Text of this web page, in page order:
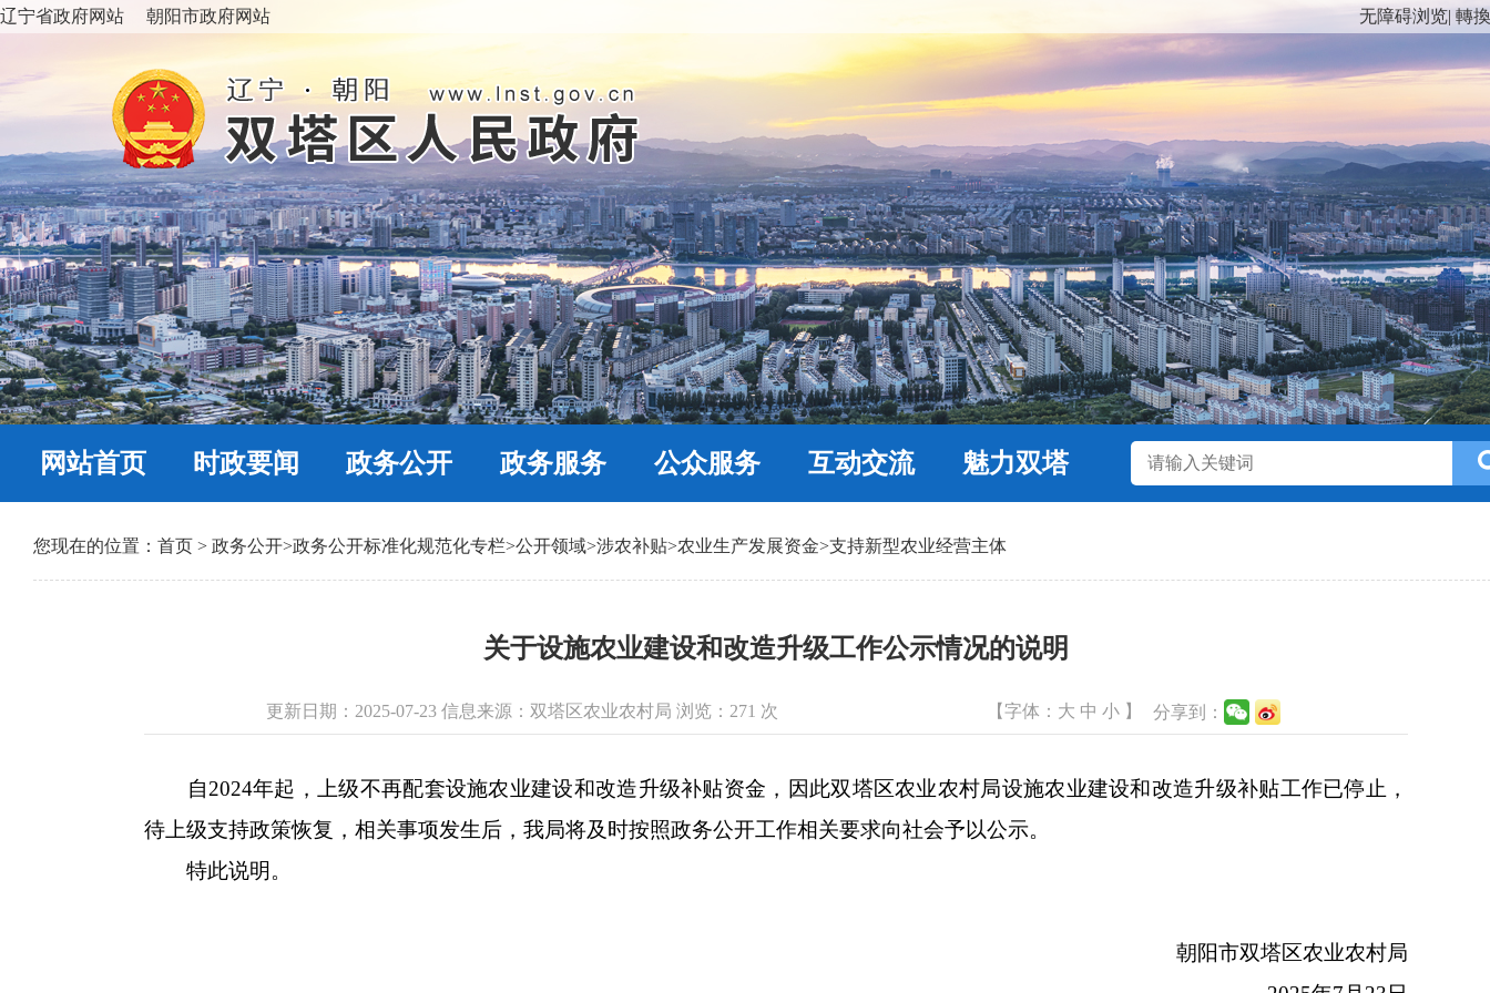
辽宁省政府网站 朝阳市政府网站 无障碍浏览| 轉
网站首页 时政要闻 政务公开 政务服务 公众服务 互动交流 魅力双塔
您现在的位置： 首页 > 政务公开>政务公开标准化规范化专栏>公开领域>涉农补贴>农业生产发展资金>支持新型农业经营主体
关于设施农业建设和改造升级工作公示情况的说明
更新日期：2025-07-23 信息来源：双塔区农业农村局 浏览： 271 次 【字体： 大 中 小 】 分享到：
自2024年起，上级不再配套设施农业建设和改造升级补贴资金，因此双塔区农业农村局设施农业建设和改造升级补贴工作已停止，
待上级支持政策恢复，相关事项发生后，我局将及时按照政务公开工作相关要求向社会予以公示。
特此说明。
朝阳市双塔区农业农村局